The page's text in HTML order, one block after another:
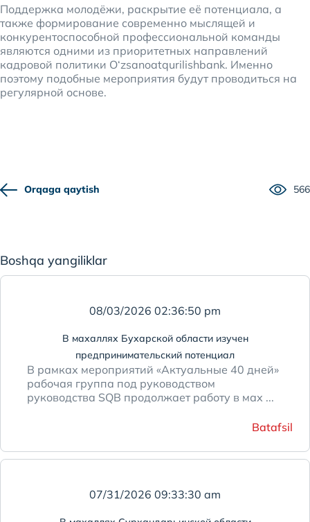
Поддержка молодёжи, раскрытие её потенциала, а
также формирование современно мыслящей и
конкурентоспособной профессиональной команды
являются одними из приоритетных направлений
кадровой политики O‘zsanoatqurilishbank. Именно
поэтому подобные мероприятия будут проводиться на
регулярной основе.
Orqaga qaytish 566
Boshqa yangiliklar
08/03/2026 02:36:50 pm
В махаллях Бухарской области изучен
предпринимательский потенциал
В рамках мероприятий «Актуальные 40 дней»
рабочая группа под руководством
руководства SQB продолжает работу в мах ...
Batafsil
07/31/2026 09:33:30 am